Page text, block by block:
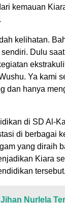
kemauan
kelihatan.
Dulu
Ya kami
dan hanya
di SD Al-
di berbagai
yang diraih
Kiara
tersebut.
Nurlela